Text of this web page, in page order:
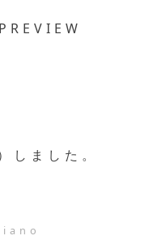
ました。